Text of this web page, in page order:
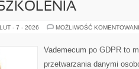
LUT - 7 - 2026 MOŻLIWOŚĆ
Vademecum po GDPR to
przetwarzania danymi